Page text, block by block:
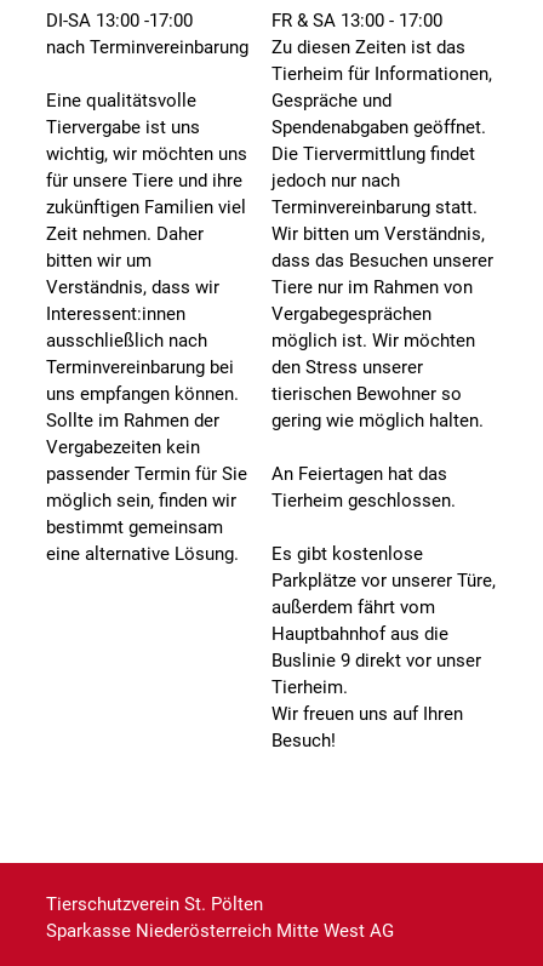
DI-SA 13:00 -17:00
nach Terminvereinbarung
Eine qualitätsvolle
Tiervergabe ist uns
wichtig, wir möchten uns
für unsere Tiere und ihre
zukünftigen Familien viel
Zeit nehmen. Daher
bitten wir um
Verständnis, dass wir
Interessent:innen
ausschließlich nach
Terminvereinbarung bei
uns empfangen können.
Sollte im Rahmen der
Vergabezeiten kein
passender Termin für Sie
möglich sein, finden wir
bestimmt gemeinsam
eine alternative Lösung.
FR & SA 13:00 - 17:00
Zu diesen Zeiten ist das
Tierheim für Informationen,
Gespräche und
Spendenabgaben geöffnet.
Die Tiervermittlung findet
jedoch nur nach
Terminvereinbarung statt.
Wir bitten um Verständnis,
dass das Besuchen unserer
Tiere nur im Rahmen von
Vergabegesprächen
möglich ist. Wir möchten
den Stress unserer
tierischen Bewohner so
gering wie möglich halten.
An Feiertagen hat das
Tierheim geschlossen.
Es gibt kostenlose
Parkplätze vor unserer Türe,
außerdem fährt vom
Hauptbahnhof aus die
Buslinie 9 direkt vor unser
Tierheim.
Wir freuen uns auf Ihren
Besuch!
Tierschutzverein St. Pölten
Sparkasse Niederösterreich Mitte West AG